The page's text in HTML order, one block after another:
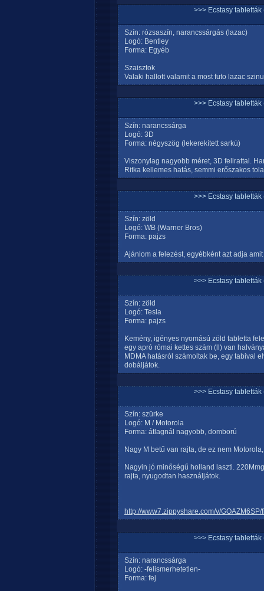
>>> Ecstasy tabletták
Szín: rózsaszín, narancssárgás (lazac)
Logó: Bentley
Forma: Egyéb
Szaisztok
Valaki hallott valamit a most futo lazac
>>> Ecstasy tabletták
Szín: narancssárga
Logó: 3D
Forma: négyszög (lekerekített sarkú)
Viszonylag nagyobb méret, 3D felirattal.
Ritka kellemes hatás, semmi erőszakos
>>> Ecstasy tabletták
Szín: zöld
Logó: WB (Warner Bros)
Forma: pajzs
Ajánlom a felezést, egyébként azt adja
>>> Ecstasy tabletták
Szín: zöld
Logó: Tesla
Forma: pajzs
Kemény, igényes nyomású zöld tabletta
egy apró római kettes szám (ll) van
MDMA hatásról számoltak be, egy tabival
dobáljátok.
>>> Ecstasy tabletták
Szín: szürke
Logó: M / Motorola
Forma: átlagnál nagyobb, domború
Nagy M betű van rajta, de ez nem
Nagyin jó minőségű holland laszti.
rajta, nyugodtan használjátok.
http://www7.zippyshare.com/v/GOAZM6SP/
>>> Ecstasy tabletták
Szín: narancssárga
Logó: -felismerhetetlen-
Forma: fej